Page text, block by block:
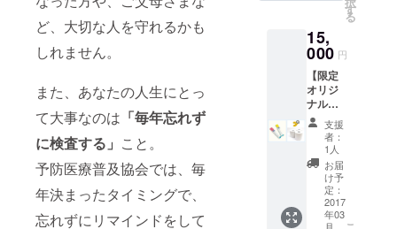
ど、大切な人を守れるかも
しれません。
また、あなたの人生にとっ
て大事なのは 「毎年忘れず
に検査する」 こと。
予防医療普及協会では、毎
年決まったタイミングで、
忘れずにリマインドをして
料込み
テッ
カー ④
限定オ
リジナ
ルパッ
ケージ
す
る
15,
000 円
【限定
オリジ
ナル
パッ
ケージ
＆トイ
レット
ペー
パー
セッ
ト】 ①
支援
者：
1人
お届
け予
定：
2017
年03